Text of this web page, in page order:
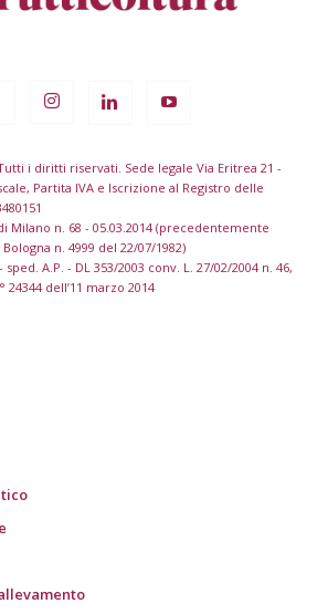
i diritti riservati. Sede legale Via Eritrea 21 -
Partita IVA e Iscrizione al Registro delle
Milano n. 68 - 05.03.2014 (precedentemente
n. 4999 del 22/07/1982)
A.P. - DL 353/2003 conv. L. 27/02/2004 n. 46,
24344 dell’11 marzo 2014